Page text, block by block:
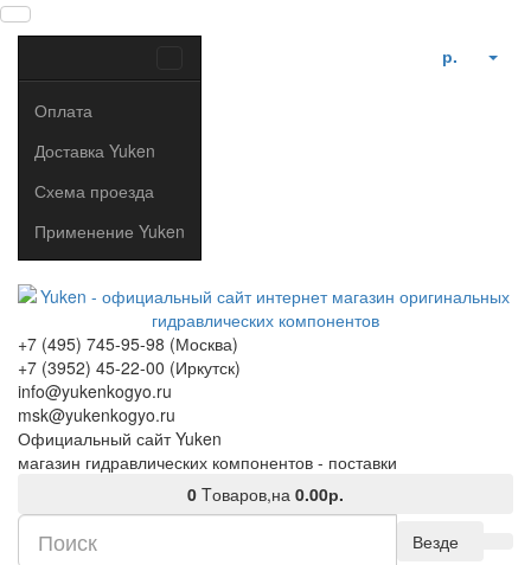
Оплата
Доставка Yuken
Схема проезда
Применение Yuken
р.
+7 (495) 745-95-98 (Москва)
+7 (3952) 45-22-00 (Иркутск)
info@yukenkogyo.ru
msk@yukenkogyo.ru
Официальный сайт Yuken
магазин гидравлических компонентов - поставки
0 Tоваров,на 0.00р.
Везде